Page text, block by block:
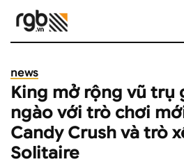
news
King mở rộng vũ trụ
ngào với trò chơi
Candy Crush và trò
Solitaire